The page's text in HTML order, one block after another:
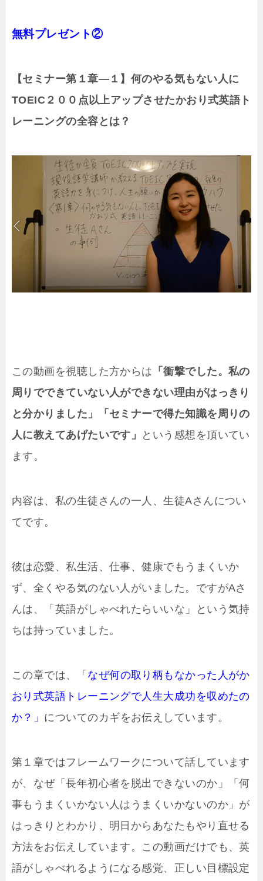
無料プレゼント②
【セミナー第１章―１】何のやる気もない人に
TOEIC２００点以上アップさせたかおり式英語ト
レーニングの全容とは？
この動画を視聴した方からは 「衝撃でした。私の
周りでできていない人ができない理由がはっきり
と分かりました」「セミナーで得た知識を周りの
人に教えてあげたいです」
という感想を頂いてい
ます。
内容は、私の生徒さんの一人、生徒Aさんについ
てです。
彼は恋愛、私生活、仕事、健康でもうまくいか
ず、全くやる気のない人がいました。ですがAさ
んは、「英語がしゃべれたらいいな」という気持
ちは持っていました。
この章では、「 なぜ何の取り柄もなかった人がか
おり式英語トレーニングで人生大成功を収めたの
か？」 についてのカギをお伝えしています。
第１章ではフレームワークについて話しています
が、なぜ「長年初心者を脱出できないのか」「何
事もうまくいかない人はうまくいかないのか」が
はっきりとわかり、明日からあなたもやり直せる
方法をお伝えしています。この動画だけでも、英
語がしゃべれるようになる感覚、正しい目標設定